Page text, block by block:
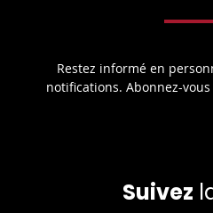
Restez informé en
notifications. Abonnez-
Suivez